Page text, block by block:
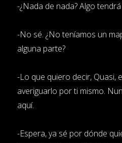
-¿Nada de nada? Algo
-No sé. ¿No teníamos un
alguna parte?
-Lo que quiero decir, Quasi,
averiguarlo por ti mismo.
aquí.
-Espera, ya sé por dónde